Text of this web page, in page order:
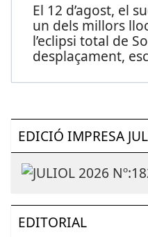
El 12 d’agost, el
un dels millors
l’eclipsi total de
desplaçament,
EDICIÓ IMPRESA
EDITORIAL